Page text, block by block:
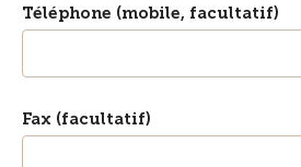
Téléphone (mobile, facultatif)
Fax (facultatif)